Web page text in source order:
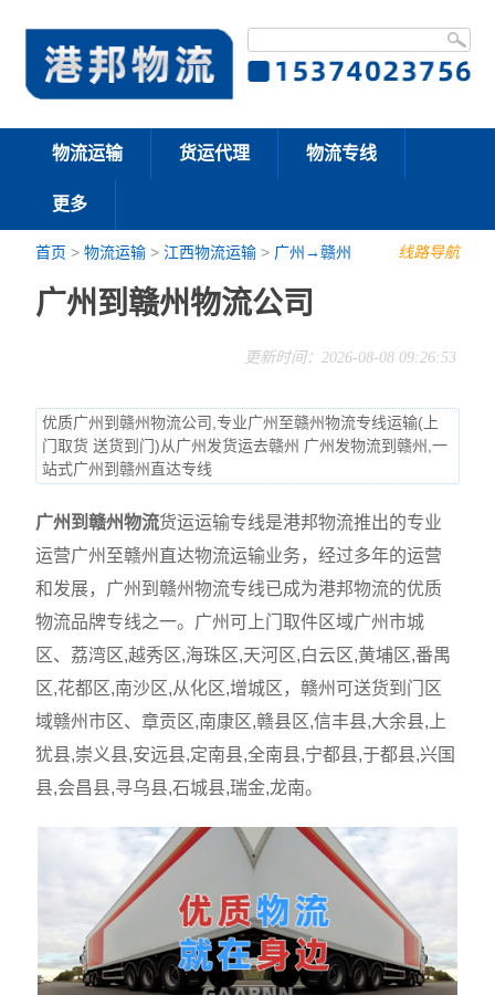
物流运输 货运代理 物流专线
更多
线路导航
首页 >物流运输 >江西物流运输 > 广州→赣州
广州到赣州物流公司
更新时间：2026-08-08 09:26:53
优质广州到赣州物流公司,专业广州至赣州物流专线运输(上
门取货 送货到门)从广州发货运去赣州 广州发物流到赣州,一
站式广州到赣州直达专线
广州到赣州物流货运运输专线是港邦物流推出的专业
运营广州至赣州直达物流运输业务，经过多年的运营
和发展，广州到赣州物流专线已成为港邦物流的优质
物流品牌专线之一。广州可上门取件区域广州市城
区、荔湾区,越秀区,海珠区,天河区,白云区,黄埔区,番禺
区,花都区,南沙区,从化区,增城区，赣州可送货到门区
域赣州市区、章贡区,南康区,赣县区,信丰县,大余县,上
犹县,崇义县,安远县,定南县,全南县,宁都县,于都县,兴国
县,会昌县,寻乌县,石城县,瑞金,龙南。